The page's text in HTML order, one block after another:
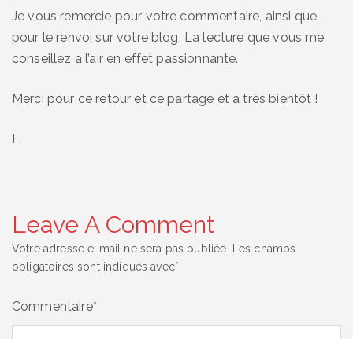
Je vous remercie pour votre commentaire, ainsi que
pour le renvoi sur votre blog. La lecture que vous me
conseillez a l’air en effet passionnante.
Merci pour ce retour et ce partage et à très bientôt !
F.
Leave A Comment
Votre adresse e-mail ne sera pas publiée.
Les champs
obligatoires sont indiqués avec*
Commentaire*